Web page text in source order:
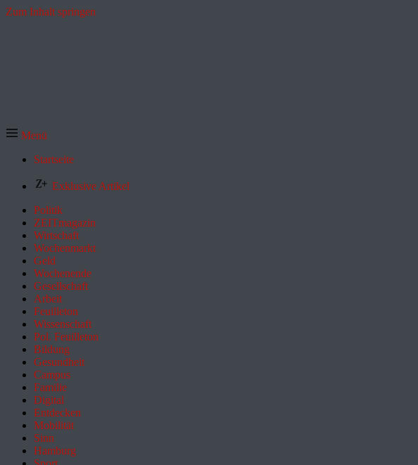
Zum Inhalt springen
Menü
Startseite
Exklusive Artikel
Politik
ZEITmagazin
Wirtschaft
Wochenmarkt
Geld
Wochenende
Gesellschaft
Arbeit
Feuilleton
Wissenschaft
Pol. Feuilleton
Bildung
Gesundheit
Campus
Familie
Digital
Entdecken
Mobilität
Sinn
Hamburg